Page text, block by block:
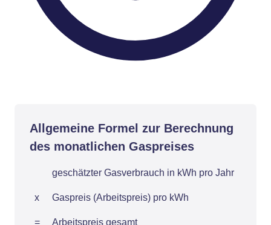
Allgemeine Formel zur Berechnung
des monatlichen Gaspreises
geschätzter Gasverbrauch in kWh pro Jahr
x Gaspreis (Arbeitspreis) pro kWh
= Arbeitspreis gesamt